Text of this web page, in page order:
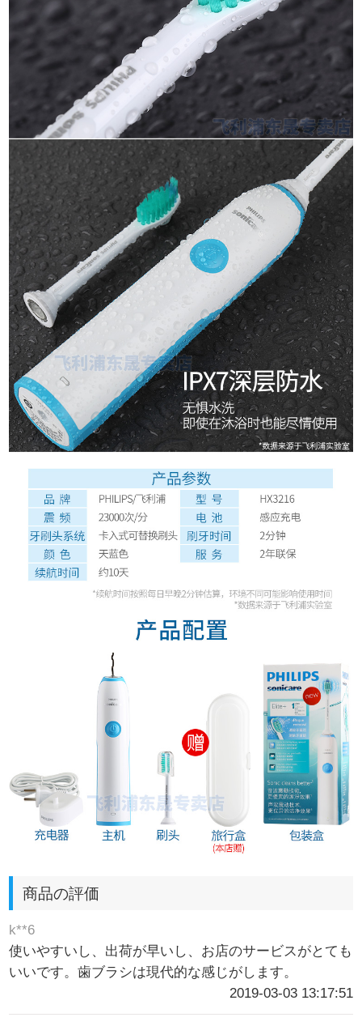
商品の評価
k**6
使いやすいし、出荷が早いし、お店のサービスがとても
いいです。歯ブラシは現代的な感じがします。
2019-03-03 13:17:51